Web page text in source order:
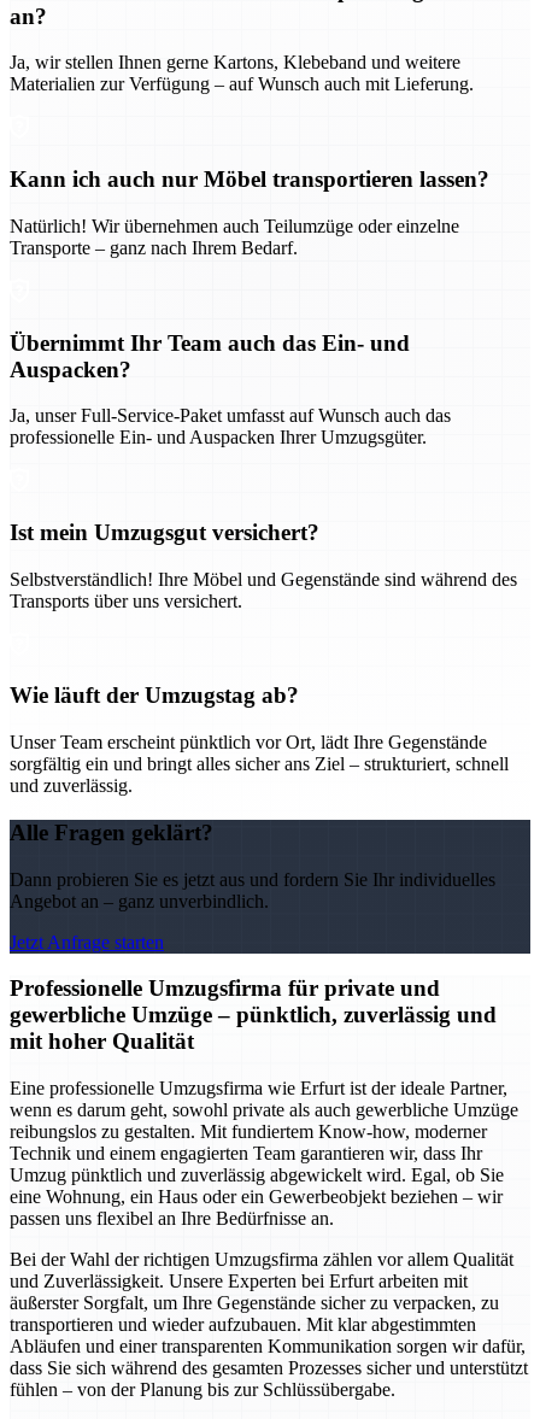
an?
Ja, wir stellen Ihnen gerne Kartons, Klebeband und weitere
Materialien zur Verfügung – auf Wunsch auch mit Lieferung.
Kann ich auch nur Möbel transportieren lassen?
Natürlich! Wir übernehmen auch Teilumzüge oder einzelne
Transporte – ganz nach Ihrem Bedarf.
Übernimmt Ihr Team auch das Ein- und
Auspacken?
Ja, unser Full-Service-Paket umfasst auf Wunsch auch das
professionelle Ein- und Auspacken Ihrer Umzugsgüter.
Ist mein Umzugsgut versichert?
Selbstverständlich! Ihre Möbel und Gegenstände sind während des
Transports über uns versichert.
Wie läuft der Umzugstag ab?
Unser Team erscheint pünktlich vor Ort, lädt Ihre Gegenstände
sorgfältig ein und bringt alles sicher ans Ziel – strukturiert, schnell
und zuverlässig.
Alle Fragen geklärt?
Dann probieren Sie es jetzt aus und fordern Sie Ihr individuelles
Angebot an – ganz unverbindlich.
Jetzt Anfrage starten
Professionelle Umzugsfirma für private und
gewerbliche Umzüge – pünktlich, zuverlässig und
mit hoher Qualität
Eine professionelle Umzugsfirma wie Erfurt ist der ideale Partner,
wenn es darum geht, sowohl private als auch gewerbliche Umzüge
reibungslos zu gestalten. Mit fundiertem Know-how, moderner
Technik und einem engagierten Team garantieren wir, dass Ihr
Umzug pünktlich und zuverlässig abgewickelt wird. Egal, ob Sie
eine Wohnung, ein Haus oder ein Gewerbeobjekt beziehen – wir
passen uns flexibel an Ihre Bedürfnisse an.
Bei der Wahl der richtigen Umzugsfirma zählen vor allem Qualität
und Zuverlässigkeit. Unsere Experten bei Erfurt arbeiten mit
äußerster Sorgfalt, um Ihre Gegenstände sicher zu verpacken, zu
transportieren und wieder aufzubauen. Mit klar abgestimmten
Abläufen und einer transparenten Kommunikation sorgen wir dafür,
dass Sie sich während des gesamten Prozesses sicher und unterstützt
fühlen – von der Planung bis zur Schlüssübergabe.